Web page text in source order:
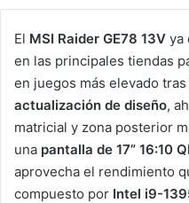
El MSI Raider GE78 13V ya
en las principales tiendas
en juegos más elevado
actualización de diseño,
matricial y zona posterior
una pantalla de 17” 16:10
aprovecha el rendimiento
compuesto por Intel i9-